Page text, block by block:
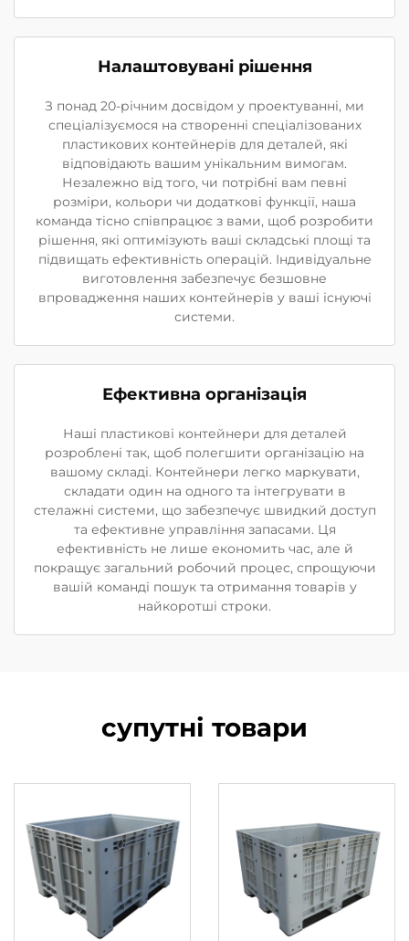
Налаштовувані рішення
З понад 20-річним досвідом у проектуванні, ми
спеціалізуємося на створенні спеціалізованих
пластикових контейнерів для деталей, які
відповідають вашим унікальним вимогам.
Незалежно від того, чи потрібні вам певні
розміри, кольори чи додаткові функції, наша
команда тісно співпрацює з вами, щоб розробити
рішення, які оптимізують ваші складські площі та
підвищать ефективність операцій. Індивідуальне
виготовлення забезпечує безшовне
впровадження наших контейнерів у ваші існуючі
системи.
Ефективна організація
Наші пластикові контейнери для деталей
розроблені так, щоб полегшити організацію на
вашому складі. Контейнери легко маркувати,
складати один на одного та інтегрувати в
стелажні системи, що забезпечує швидкий доступ
та ефективне управління запасами. Ця
ефективність не лише економить час, але й
покращує загальний робочий процес, спрощуючи
вашій команді пошук та отримання товарів у
найкоротші строки.
супутні товари